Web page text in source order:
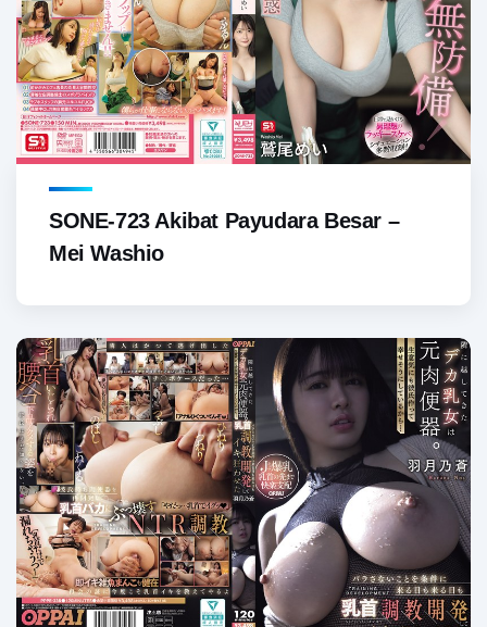
SONE-723 Akibat Payudara Besar –
Mei Washio